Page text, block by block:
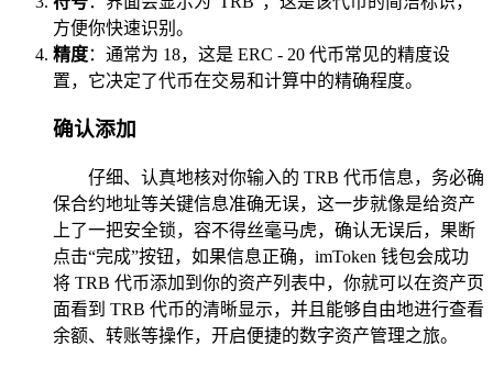
方便你快速识别。
精度：通常为 18，这是 ERC - 20 代币常见的精度设
置，它决定了代币在交易和计算中的精确程度。
确认添加
仔细、认真地核对你输入的 TRB 代币信息，务必确
保合约地址等关键信息准确无误，这一步就像是给资产
上了一把安全锁，容不得丝毫马虎，确认无误后，果断
点击“完成”按钮，如果信息正确，imToken 钱包会成功
将 TRB 代币添加到你的资产列表中，你就可以在资产页
面看到 TRB 代币的清晰显示，并且能够自由地进行查看
余额、转账等操作，开启便捷的数字资产管理之旅。